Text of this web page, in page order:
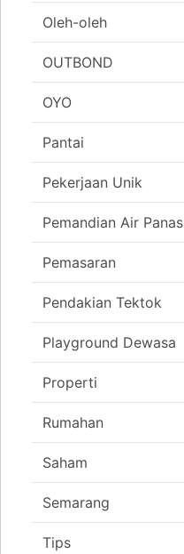
Oleh-oleh
OUTBOND
OYO
Pantai
Pekerjaan Unik
Pemandian Air Panas
Pemasaran
Pendakian Tektok
Playground Dewasa
Properti
Rumahan
Saham
Semarang
Tips